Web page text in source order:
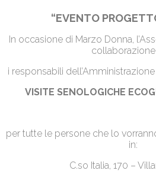
“EVENTO
In occasione di Marzo Donna,
i responsabili
VISITE SENOLOGICHE
per tutte le persone che lo
in:
C.so Italia, 170 –